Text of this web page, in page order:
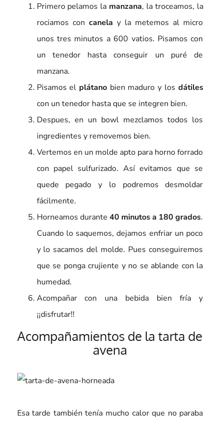
Primero pelamos la manzana, la troceamos, la
rociamos con canela y la metemos al micro
unos tres minutos a 600 vatios. Pisamos con
un tenedor hasta conseguir un puré de
manzana.
Pisamos el plátanobien maduro y los dátiles
con un tenedor hasta que se integren bien.
Despues, en un bowl mezclamos todos los
ingredientes y removemos bien.
Vertemos en un molde apto para horno forrado
con papel sulfurizado. Así evitamos que se
quede pegado y lo podremos desmoldar
fácilmente.
Horneamos durante 40 minutos a 180 grados.
Cuando lo saquemos, dejamos enfriar un poco
y lo sacamos del molde. Pues conseguiremos
que se ponga crujiente y no se ablande con la
humedad.
Acompañar con una bebida bien fría y
¡¡disfrutar!!
Acompañamientos de la tarta de
avena
Esa tarde también tenía mucho calor que no paraba